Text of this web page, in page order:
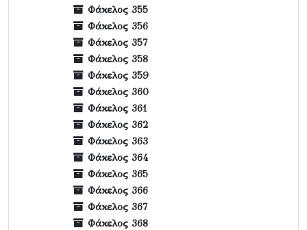
Φάκελος 355
Φάκελος 356
Φάκελος 357
Φάκελος 358
Φάκελος 359
Φάκελος 360
Φάκελος 361
Φάκελος 362
Φάκελος 363
Φάκελος 364
Φάκελος 365
Φάκελος 366
Φάκελος 367
Φάκελος 368